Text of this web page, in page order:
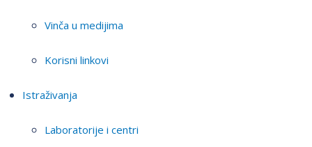
Vinča u medijima
Korisni linkovi
Istraživanja
Laboratorije i centri